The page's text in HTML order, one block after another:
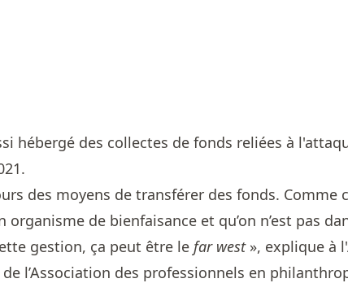
hébergé des collectes de fonds reliées à
des moyens de transférer des fonds. Comme
organisme de bienfaisance et qu’on n’est pas
gestion, ça peut être le far west», explique à
l’Association des professionnels en